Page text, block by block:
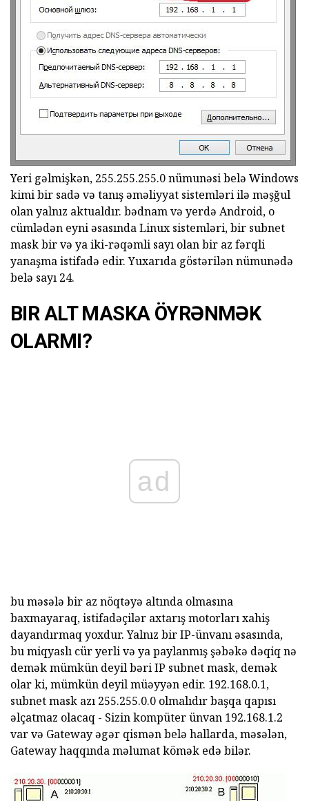
Yeri gəlmişkən, 255.255.255.0 nümunəsi belə Windows
kimi bir sadə və tanış əməliyyat sistemləri ilə məşğul
olan yalnız aktualdır. bədnam və yerdə Android, o
cümlədən eyni əsasında Linux sistemləri, bir subnet
mask bir və ya iki-rəqəmli sayı olan bir az fərqli
yanaşma istifadə edir. Yuxarıda göstərilən nümunədə
belə sayı 24.
BIR ALT MASKA ÖYRƏNMƏK
OLARMI?
ad
bu məsələ bir az nöqtəyə altında olmasına
baxmayaraq, istifadəçilər axtarış motorları xahiş
dayandırmaq yoxdur. Yalnız bir IP-ünvanı əsasında,
bu miqyaslı cür yerli və ya paylanmış şəbəkə dəqiq nə
demək mümkün deyil bəri IP subnet mask, demək
olar ki, mümkün deyil müəyyən edir. 192.168.0.1,
subnet mask azı 255.255.0.0 olmalıdır başqa qapısı
əlçatmaz olacaq - Sizin kompüter ünvan 192.168.1.2
var və Gateway əgər qismən belə hallarda, məsələn,
Gateway haqqında məlumat kömək edə bilər.